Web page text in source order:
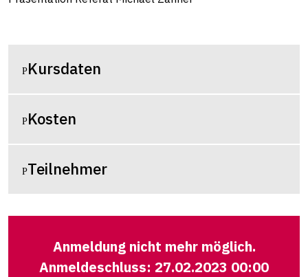
Kursdaten
Kosten
Teilnehmer
Anmeldung nicht mehr möglich.
Anmeldeschluss: 27.02.2023 00:00